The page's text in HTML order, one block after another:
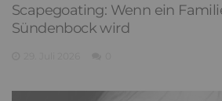
Scapegoating: Wenn ein
Sündenbock wird